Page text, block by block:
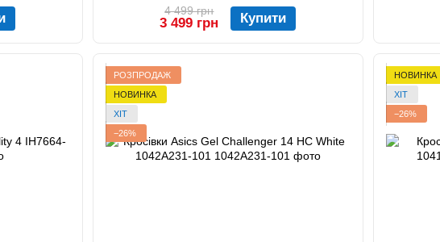
4 499 грн
3 499 грн Купити
РОЗПРОДАЖ
НОВИНКА
ХІТ
−26%
НОВИНКА
ХІТ
−26%